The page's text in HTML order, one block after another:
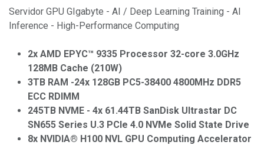
Servidor GPU GIgabyte - AI / Deep Learning Training - AI
Inference - High-Performance Computing
2x AMD EPYC™ 9335 Processor 32-core 3.0GHz
128MB Cache (210W)
3TB RAM -24x 128GB PC5-38400 4800MHz DDR5
ECC RDIMM
245TB NVME - 4x 61.44TB SanDisk Ultrastar DC
SN655 Series U.3 PCIe 4.0 NVMe Solid State Drive
8x NVIDIA® H100 NVL GPU Computing Accelerator